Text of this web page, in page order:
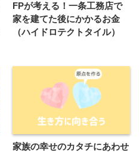
FPが考える！一条工務店で
家を建てた後にかかるお金
（ハイドロテクトタイル）
家族の幸せのカタチにあわせ